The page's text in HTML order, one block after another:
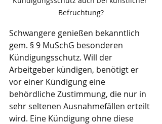
Befruchtung?
Schwangere genießen bekanntlich
gem. § 9 MuSchG besonderen
Kündigungsschutz. Will der
Arbeitgeber kündigen, benötigt er
vor einer Kündigung eine
behördliche Zustimmung, die nur in
sehr seltenen Ausnahmefällen erteilt
wird. Eine Kündigung ohne diese